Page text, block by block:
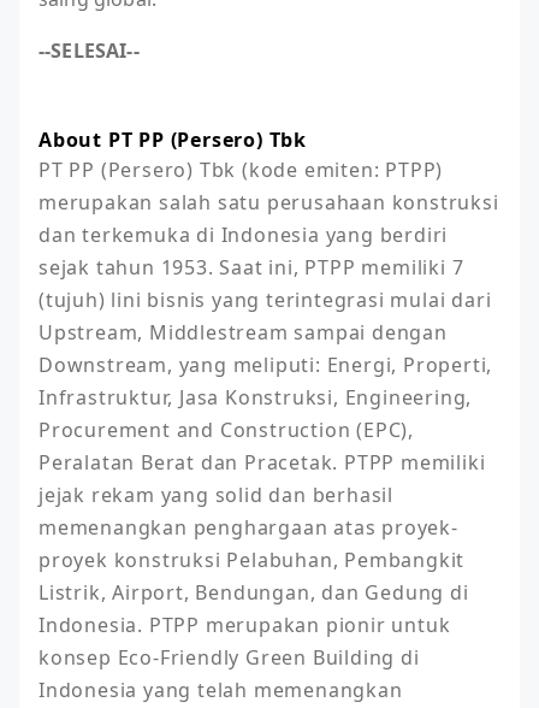
--SELESAI--
About PT PP (Persero) Tbk
PT PP (Persero) Tbk (kode emiten: PTPP)
merupakan salah satu perusahaan konstruksi
dan terkemuka di Indonesia yang berdiri
sejak tahun 1953. Saat ini, PTPP memiliki 7
(tujuh) lini bisnis yang terintegrasi mulai dari
Upstream, Middlestream sampai dengan
Downstream, yang meliputi: Energi, Properti,
Infrastruktur, Jasa Konstruksi, Engineering,
Procurement and Construction (EPC),
Peralatan Berat dan Pracetak. PTPP memiliki
jejak rekam yang solid dan berhasil
memenangkan penghargaan atas proyek-
proyek konstruksi Pelabuhan, Pembangkit
Listrik, Airport, Bendungan, dan Gedung di
Indonesia. PTPP merupakan pionir untuk
konsep Eco-Friendly Green Building di
Indonesia yang telah memenangkan